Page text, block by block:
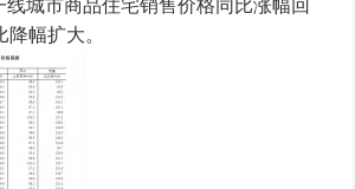
城市商品住宅销售价格同比涨幅回
幅扩大。